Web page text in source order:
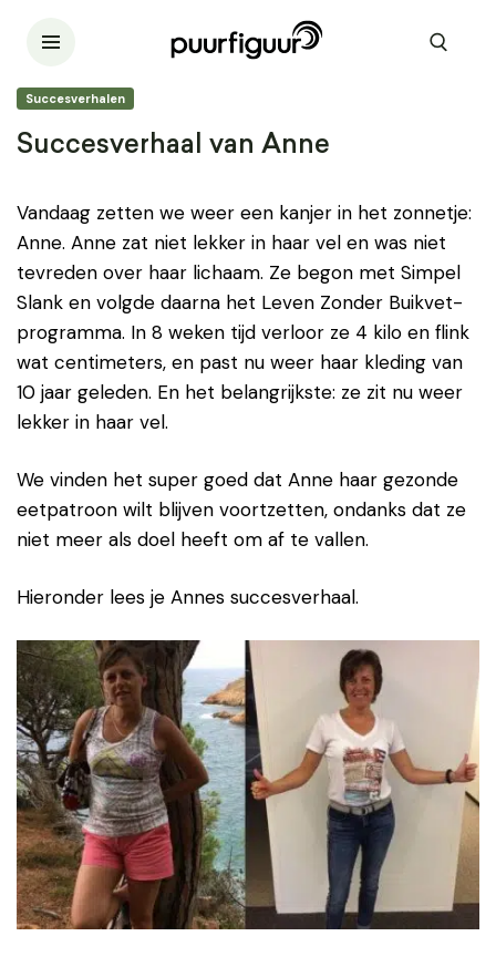
Succesverhalen
Succesverhaal van Anne
Vandaag zetten we weer een kanjer in het zonnetje:
Anne. Anne zat niet lekker in haar vel en was niet
tevreden over haar lichaam. Ze begon met Simpel
Slank en volgde daarna het Leven Zonder Buikvet-
programma. In 8 weken tijd verloor ze 4 kilo en flink
wat centimeters, en past nu weer haar kleding van
10 jaar geleden. En het belangrijkste: ze zit nu weer
lekker in haar vel.
We vinden het super goed dat Anne haar gezonde
eetpatroon wilt blijven voortzetten, ondanks dat ze
niet meer als doel heeft om af te vallen.
Hieronder lees je Annes succesverhaal.